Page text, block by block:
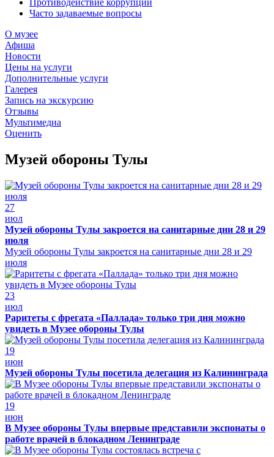
Противодействие коррупции
Часто задаваемые вопросы
О музее
Афиша
Новости
Цены на услуги
Дополнительные услуги
Галерея
Запись на экскурсию
Отзывы
Мультимедиа
Оценить
Музей обороны Тулы
27
июл
Музей обороны Тулы закроется на санитарные дни 28 и 29
июля
Музей обороны Тулы закроется на санитарные дни 28 и 29
июля
23
июл
Раритеты с фрегата «Паллада» только три дня можно
увидеть в Музее обороны Тулы
19
июн
Музей обороны Тулы посетила делегация из Калининграда
19
июн
В Музее обороны Тулы впервые представили экспонаты о
работе врачей в блокадном Ленинграде